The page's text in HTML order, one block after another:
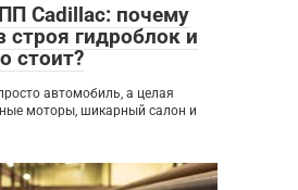
Cadillac: почему
строя гидроблок и
стоит?
автомобиль, а целая
моторы, шикарный салон и